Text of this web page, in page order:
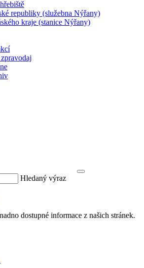
republiky (služebna Nýřany)
kraje (stanice Nýřany)
Hledaný výraz
dostupné informace z našich stránek.